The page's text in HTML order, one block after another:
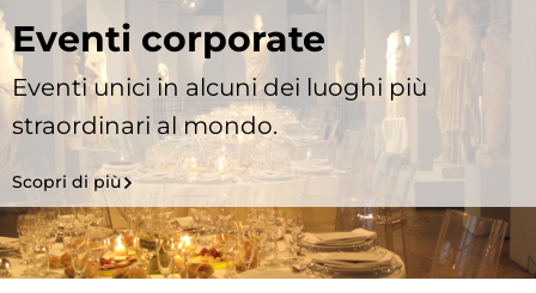
Eventi corporate
Eventi unici in alcuni dei luoghi più
straordinari al mondo.
Scopri di più